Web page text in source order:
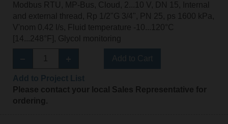
Modbus RTU, MP-Bus, Cloud, 2...10 V, DN 15, Internal
and external thread, Rp 1/2"G 3/4", PN 25, ps 1600 kPa,
V'nom 0.42 l/s, Fluid temperature -10...120°C
[14...248°F], Glycol monitoring
Please contact your local Sales Representative for
ordering.